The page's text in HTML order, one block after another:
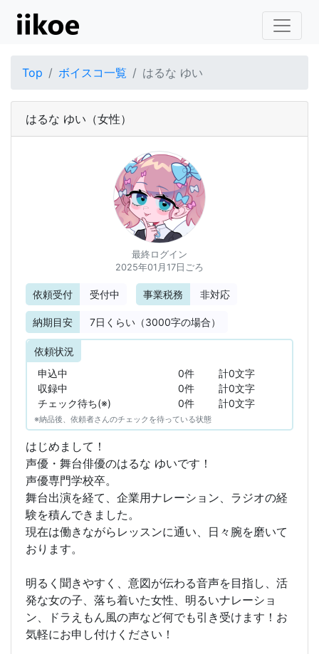
Top ボイスコ一覧 はるな ゆい
はるな ゆい （女性）
最終ログイン
2025年01月17日ごろ
依頼受付 受付中 事業税務 非対応
納期目安 7日くらい（3000字の場合）
依頼状況
申込中
0件
計0文字
収録中
0件
計0文字
チェック待ち(※)
0件 計0文字
※納品後、依頼者さんのチェックを待っている状態
はじめまして！
声優・舞台俳優のはるな ゆいです！
声優専門学校卒。
舞台出演を経て、企業用ナレーション、ラジオの経
験を積んできました。
現在は働きながらレッスンに通い、日々腕を磨いて
おります。
明るく聞きやすく、意図が伝わる音声を目指し、活
発な女の子、落ち着いた女性、明るいナレーショ
ン、ドラえもん風の声など何でも引き受けます！お
気軽にお申し付けください！